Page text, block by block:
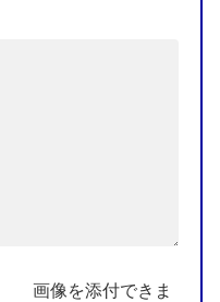
画像を添付できま